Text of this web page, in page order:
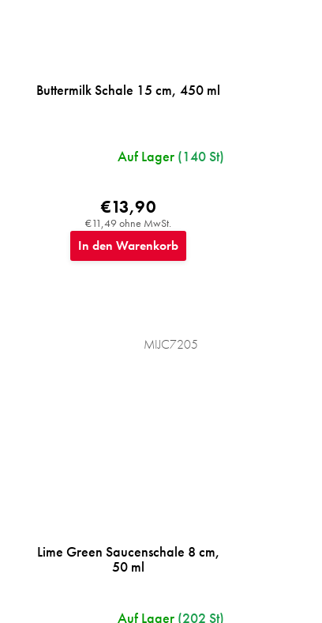
Buttermilk Schale 15 cm, 450 ml
Auf Lager (140 St)
€11,49 ohne MwSt.
€13,90
In den Warenkorb
Lime Green Saucenschale 8 cm,
50 ml
Auf Lager (202 St)
MIJC7205